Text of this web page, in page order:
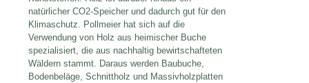
natürlicher CO2-Speicher und dadurch gut für den
Klimaschutz. Pollmeier hat sich auf die
Verwendung von Holz aus heimischer Buche
spezialisiert, die aus nachhaltig bewirtschafteten
Wäldern stammt. Daraus werden Baubuche,
Bodenbeläge, Schnittholz und Massivholzplatten